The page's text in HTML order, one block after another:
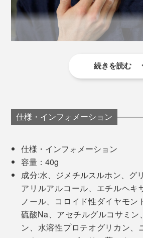
ゲルの成分のなかで最も多い「水
縄・久米島沖の海底600mから汲み
（※3）を使用。ミネラル豊富で、タ
そのほかの成分にも、天然由来の
ュラルな使い心地を実現。アスリー
これは、痛みの信号が出過ぎる状態
のバランスを整える事は、イキイ
毎日を過ごすために重要です」
片野秀樹氏プロフィール
一般社団法人日本リカバリー協会
国立研究開発法人理化学研究所 客
メディカルアロマインストラクター
日本未病総合研究所 未病公認講師
休養学という学問体系を作り上げ
者。編著書に「休養学基礎；疲労
かす（メディカ出版）」著書に「
から救う（東洋経済新報）」がある
医薬品ではないので、使い方に決ま
「ベッドから起き上がって、首や肩
感じた時に使っています。スリスリ
スタートが切れています」
MONOCO代表・柿山は、ゴルフ中
「グリーン後半、だんだん腕が重
に塗ってマッサージすると、 パ
最終ホールまで調子をキープでき
続きを読む
仕様・インフォメーション
仕様・インフォメーション
容量：40g
成分:水、ジメチルスルホン、グ
アリルアルコール、エチルヘキ
ノール、コロイド性ダイヤモン
硫酸Na、アセチルグルコサミン
ン、水溶性プロテオグリカン、